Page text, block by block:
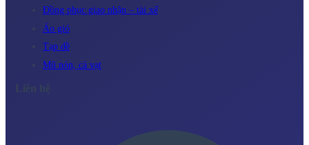
Đồng phục giao nhận – tài xế
Áo gió
Tạp dề
Mũ nón, cà vạt